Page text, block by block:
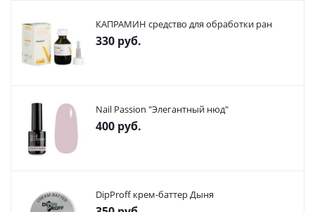
КАПРАМИН средство для обработки ран
330 руб.
Nail Passion "Элегантный нюд"
400 руб.
DipProff крем-баттер Дыня